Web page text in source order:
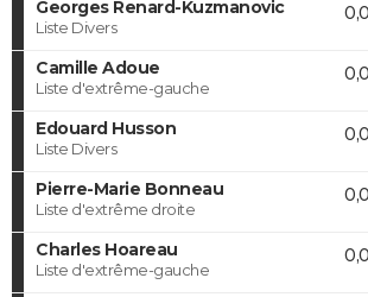
Georges Renard-Kuzmanovic
Liste Divers
Camille Adoue
Liste d'extrême-gauche
Edouard Husson
Liste Divers
Pierre-Marie Bonneau
Liste d'extrême droite
Charles Hoareau
Liste d'extrême-gauche